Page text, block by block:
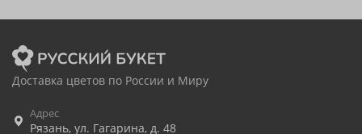
Доставка цветов по России и Миру
Адрес
Рязань, ул. Гагарина, д. 48